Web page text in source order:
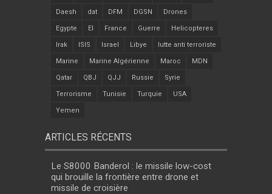
Daesh dat DFM DGSN Drones
Egypte EI France Guerre Helicopteres
Irak ISIS Israel Libye lutte anti terroriste
Marine Marine Algérienne Maroc MDN
Qatar QBJ QJJ Russie Syrie
Terrorisme Tunisie Turquie USA
Yemen
ARTICLES RÉCENTS
Le S8000 Banderol : le missile low-cost
qui brouille la frontière entre drone et
missile de croisière